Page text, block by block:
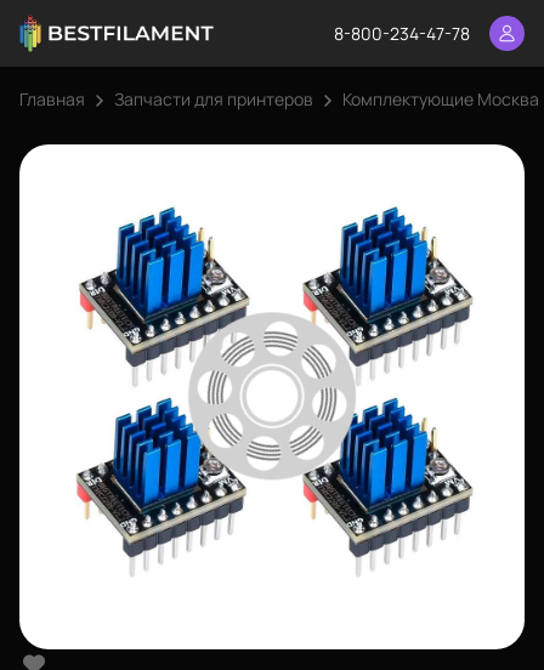
8-800-234-47-78
Главная Запчасти для принтеров Комплектующие Москва